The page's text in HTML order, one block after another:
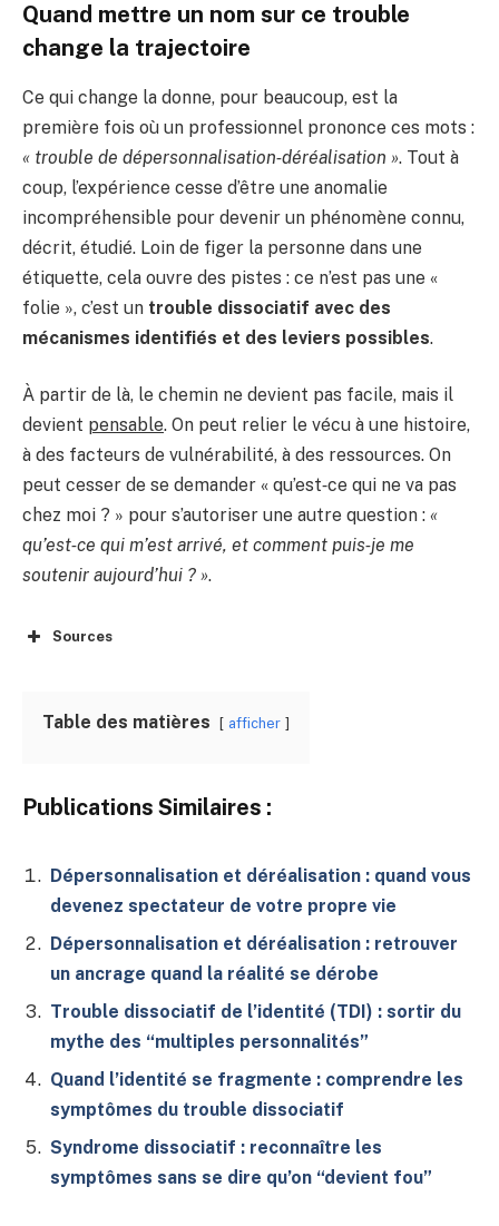
Quand mettre un nom sur ce trouble
change la trajectoire
Ce qui change la donne, pour beaucoup, est la
première fois où un professionnel prononce ces mots :
« trouble de dépersonnalisation‑déréalisation ». Tout à
coup, l’expérience cesse d’être une anomalie
incompréhensible pour devenir un phénomène connu,
décrit, étudié. Loin de figer la personne dans une
étiquette, cela ouvre des pistes : ce n’est pas une «
folie », c’est un trouble dissociatif avec des
mécanismes identifiés et des leviers possibles.
À partir de là, le chemin ne devient pas facile, mais il
devient pensable. On peut relier le vécu à une histoire,
à des facteurs de vulnérabilité, à des ressources. On
peut cesser de se demander « qu’est‑ce qui ne va pas
chez moi ? » pour s’autoriser une autre question : «
qu’est‑ce qui m’est arrivé, et comment puis‑je me
soutenir aujourd’hui ? ».
Sources
Table des matières afficher
Publications Similaires :
Dépersonnalisation et déréalisation : quand vous
devenez spectateur de votre propre vie
Dépersonnalisation et déréalisation : retrouver
un ancrage quand la réalité se dérobe
Trouble dissociatif de l’identité (TDI) : sortir du
mythe des “multiples personnalités”
Quand l’identité se fragmente : comprendre les
symptômes du trouble dissociatif
Syndrome dissociatif : reconnaître les
symptômes sans se dire qu’on “devient fou”